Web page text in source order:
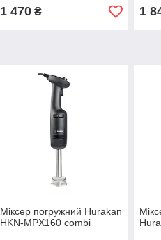
1 470₴ 1
Міксер погружний Hurakan
HKN-MPX160 combi